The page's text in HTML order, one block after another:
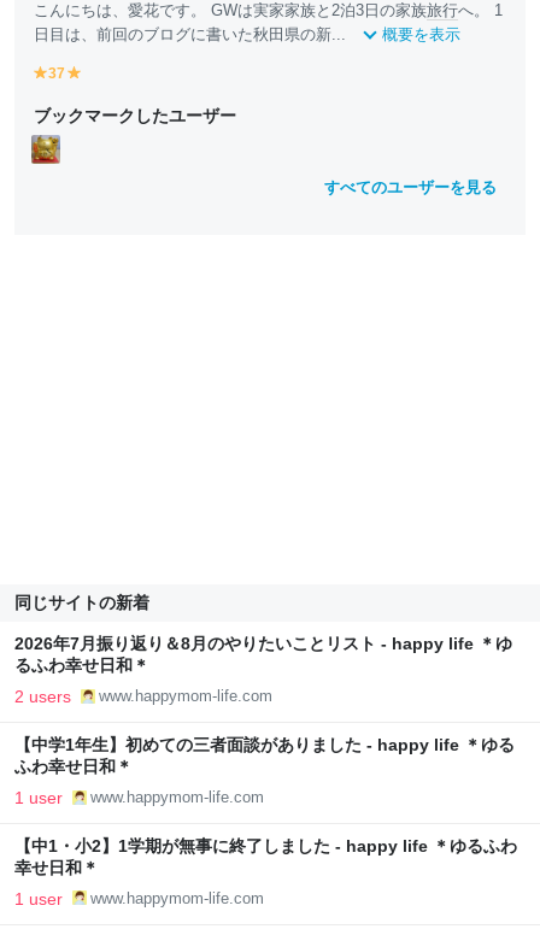
こんにちは、愛花です。 GWは実家家族と2泊3日の家族旅行へ。 1
日目は、前回のブログに書いた秋田県の新...
概要を表示
y
ll
o
w
37
ll
ブックマークしたユーザー
すべてのユーザーを見る
同じサイトの新着
2026年7月振り返り＆8月のやりたいことリスト - happy life ＊ゆ
るふわ幸せ日和＊
2 users www.happymom-life.com
【中学1年生】初めての三者面談がありました - happy life ＊ゆる
ふわ幸せ日和＊
1 user www.happymom-life.com
【中1・小2】1学期が無事に終了しました - happy life ＊ゆるふわ
幸せ日和＊
1 user www.happymom-life.com